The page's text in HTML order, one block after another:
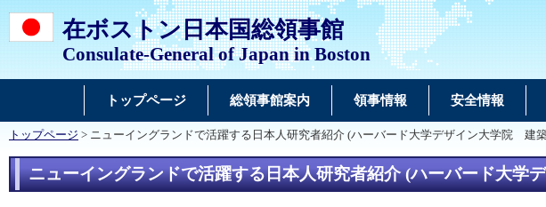
在ボストン日本国総領事館
Consulate-General of Japan in Boston
トップページ 総領事館案内 領事情報 安全情報
トップページ > ニューイングランドで活躍する日本人研究者紹介 (ハーバード大学デザイン大学院
ニューイングランドで活躍する日本人研究者紹介 (ハーバード大